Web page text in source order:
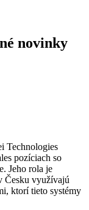
novinky
Technologies
pozíciach so
Jeho rola je
Česku využívajú
ktorí tieto systémy